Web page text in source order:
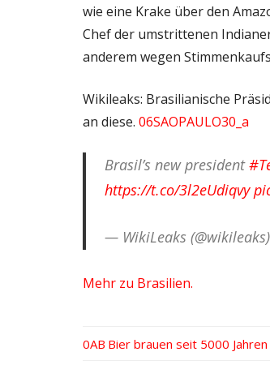
wie eine Krake über den
Chef der umstrittenen
anderem wegen
Wikileaks: Brasilianische
an diese. 06SAOPAULO30_a
Brasil’s new president
https://t.co/3l2eUdiqvy
— WikiLeaks (@wikileaks)
Mehr zu Brasilien.
Vorheriger
Bier brauen seit 5000 Jahren